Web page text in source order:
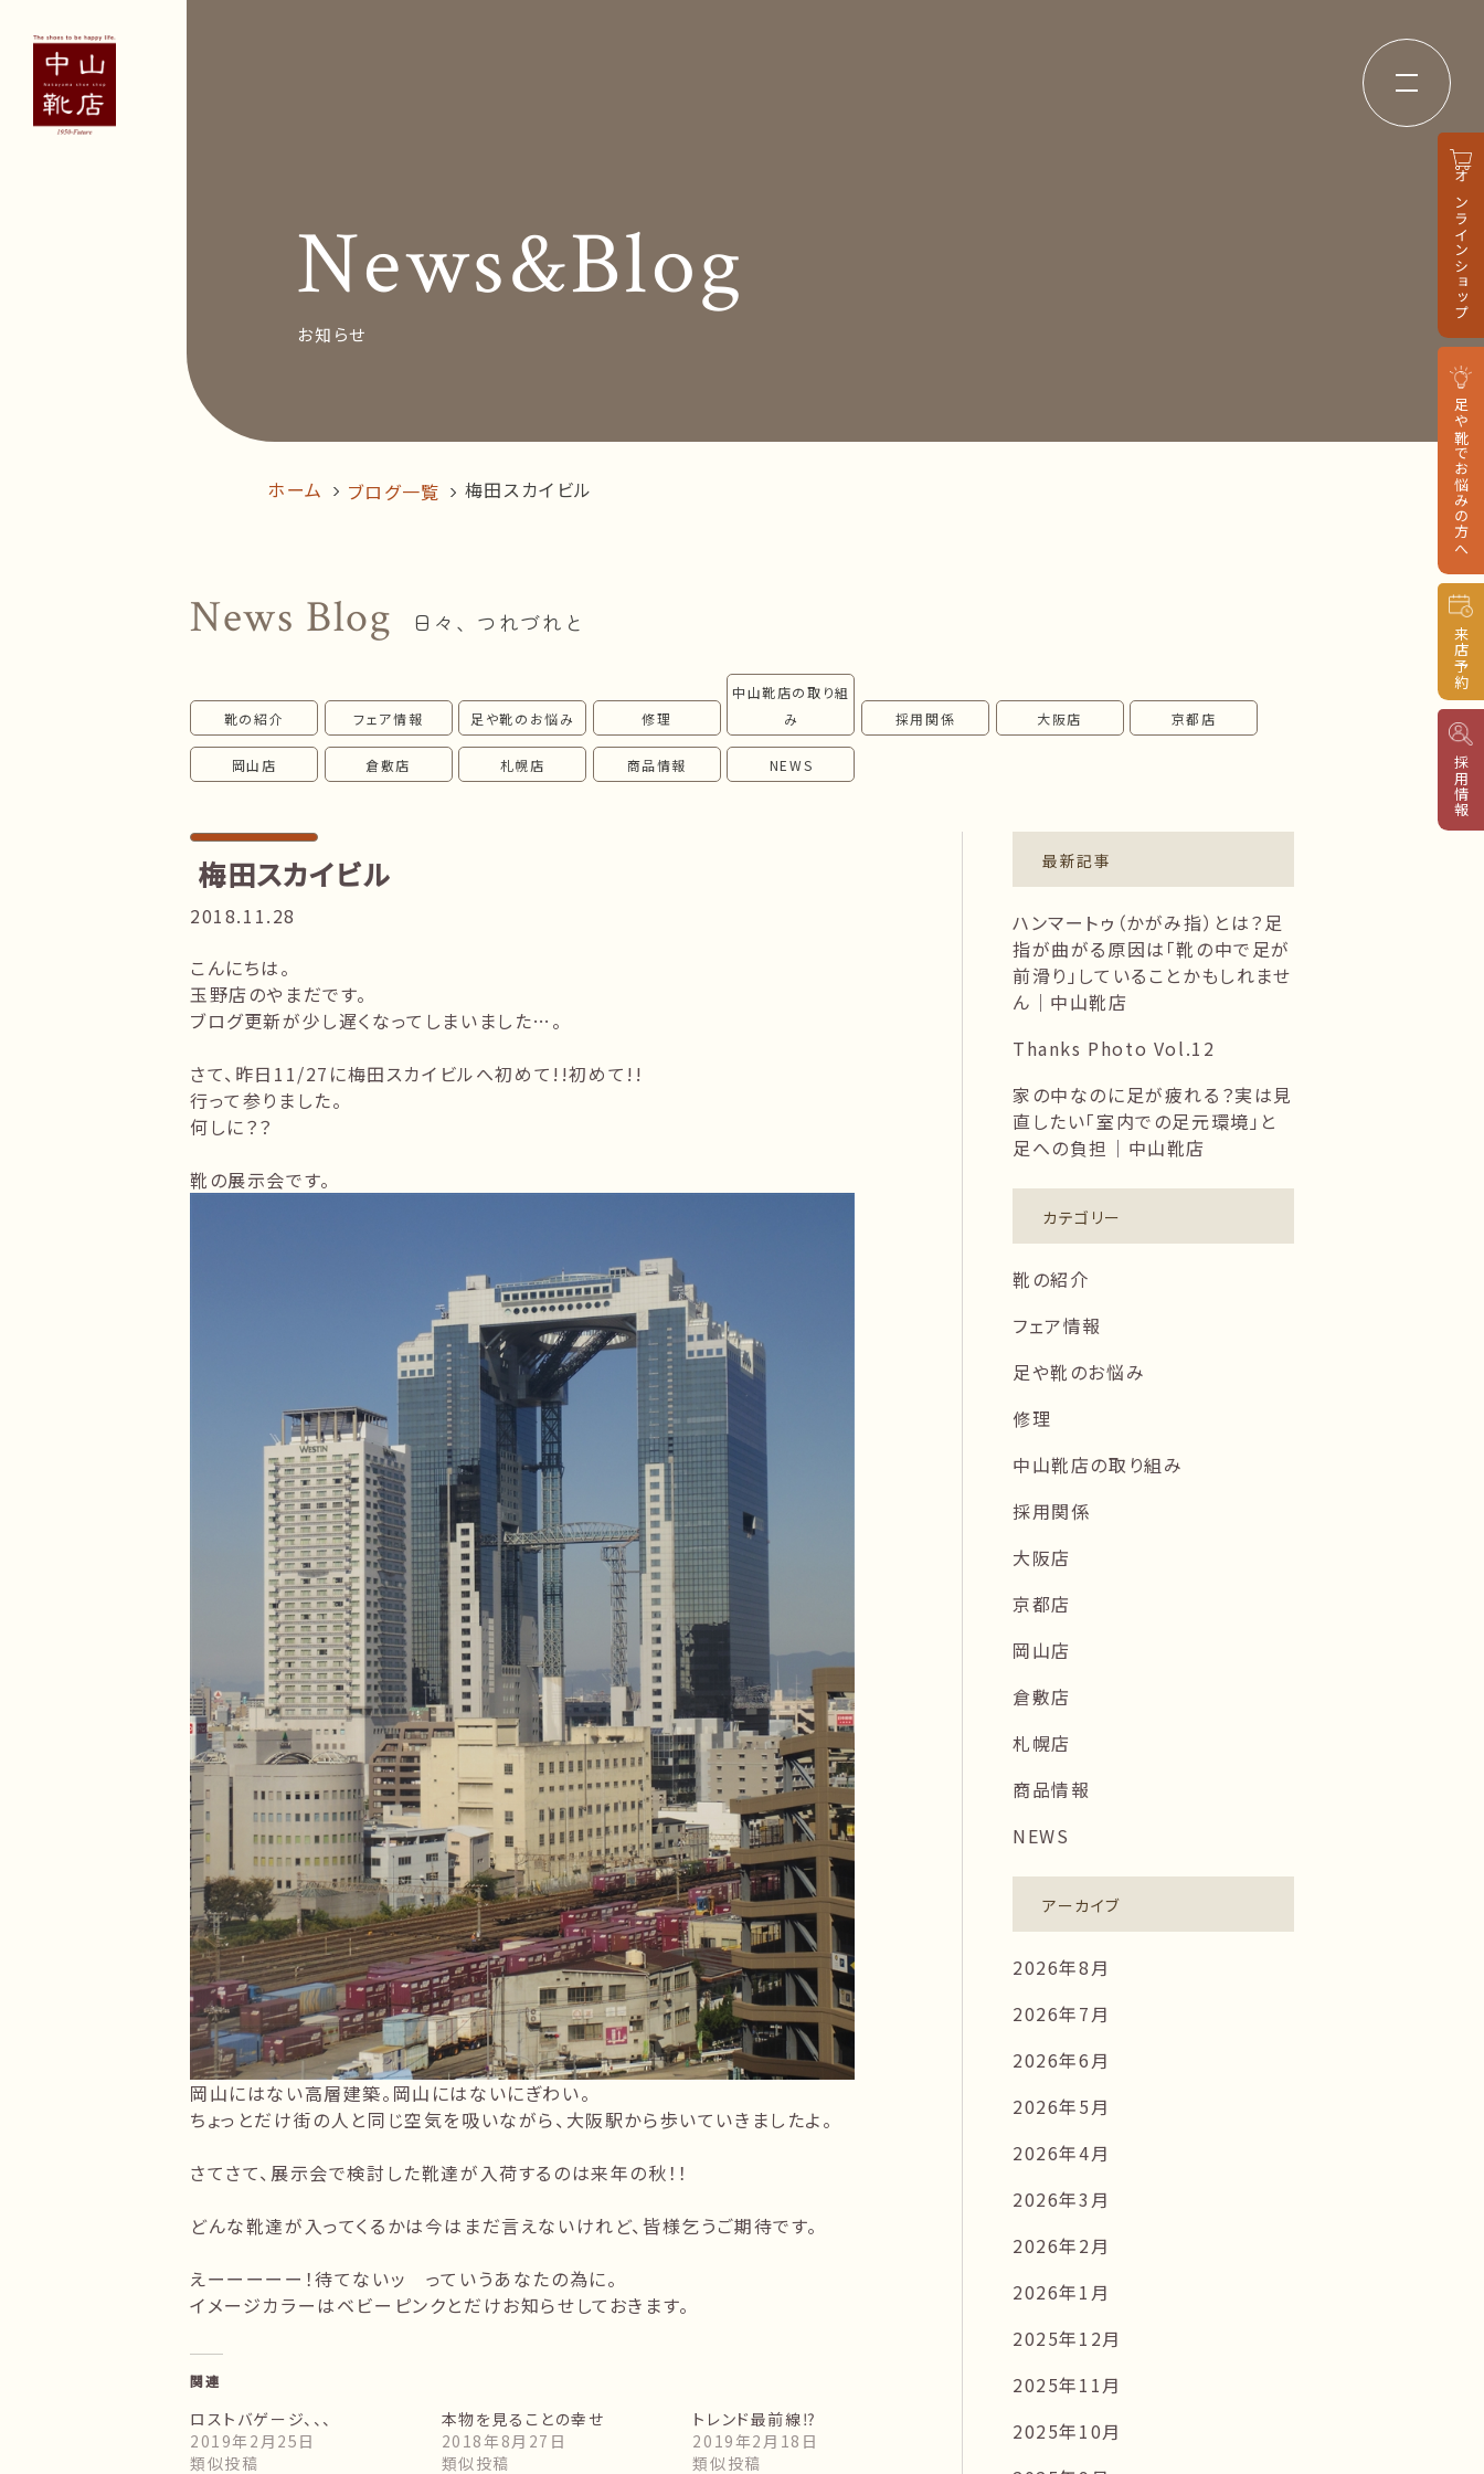
オンラインショップ
足や靴でお悩みの方へ
来店予約
採用情報
News&Blog お知らせ
Recruit 採用情報 Business trip
follow us!
News&Blog
お知らせ
ホーム ブログ一覧 梅田スカイビル
News Blog 日々、つれづれと
靴の紹介 フェア情報 足や靴のお悩み 修理
中山靴店の取り組
み
採用関係 大阪店 京都店
岡山店 倉敷店 札幌店 商品情報 NEWS
梅田スカイビル
2018.11.28
こんにちは。
玉野店のやまだです。
ブログ更新が少し遅くなってしまいました…。
さて、昨日11/27に梅田スカイビルへ初めて!!初めて!!
行って参りました。
何しに？？
靴の展示会です。
岡山にはない高層建築。岡山にはないにぎわい。
ちょっとだけ街の人と同じ空気を吸いながら、大阪駅から歩いていきましたよ。
さてさて、展示会で検討した靴達が入荷するのは来年の秋！！
どんな靴達が入ってくるかは今はまだ言えないけれど、皆様乞うご期待です。
えーーーーー！待てないッ っていうあなたの為に。
イメージカラーはベビーピンクとだけお知らせしておきます。
関連
ロストバゲージ、、、
2019年2月25日
類似投稿
本物を見ることの幸せ
2018年8月27日
類似投稿
トレンド最前線⁉︎
2019年2月18日
類似投稿
最新記事
ハンマートゥ（かがみ指）とは？足
指が曲がる原因は「靴の中で足が
前滑り」していることかもしれませ
ん｜中山靴店
Thanks Photo Vol.12
家の中なのに足が疲れる？実は見
直したい「室内での足元環境」と
足への負担｜中山靴店
カテゴリー
靴の紹介
フェア情報
足や靴のお悩み
修理
中山靴店の取り組み
採用関係
大阪店
京都店
岡山店
倉敷店
札幌店
商品情報
NEWS
アーカイブ
2026年8月
2026年7月
2026年6月
2026年5月
2026年4月
2026年3月
2026年2月
2026年1月
2025年12月
2025年11月
2025年10月